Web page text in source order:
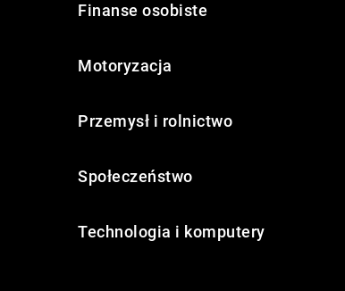
Finanse osobiste
Motoryzacja
Przemysł i rolnictwo
Społeczeństwo
Technologia i komputery